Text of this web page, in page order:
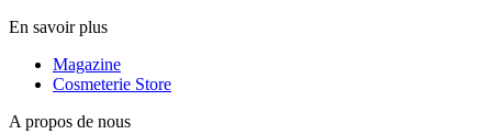
En savoir plus
Magazine
Cosmeterie Store
A propos de nous